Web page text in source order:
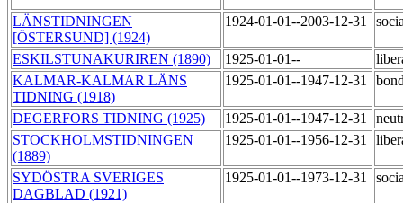
LÄNSTIDNINGEN
[ÖSTERSUND] (1924)
1924-01-01--2003-12-31
ESKILSTUNAKURIREN (1890) 1925-01-01--
KALMAR-KALMAR LÄNS
TIDNING (1918)
1925-01-01--1947-12-31
DEGERFORS TIDNING (1925) 1925-01-01--1947-12-31
STOCKHOLMSTIDNINGEN
(1889)
1925-01-01--1956-12-31
SYDÖSTRA SVERIGES
DAGBLAD (1921)
1925-01-01--1973-12-31